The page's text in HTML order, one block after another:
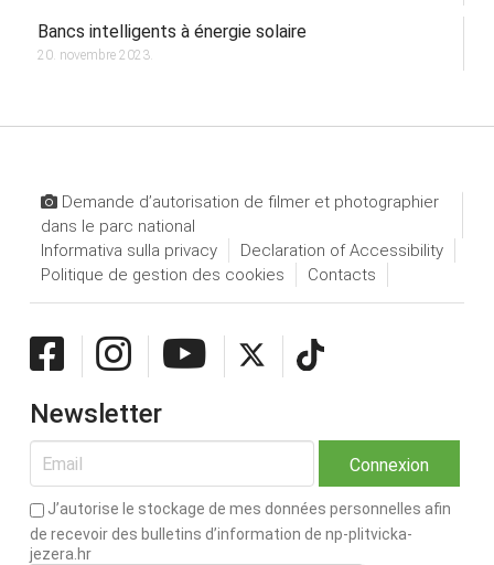
Bancs intelligents à énergie solaire
20. novembre 2023.
Demande d’autorisation de filmer et photographier
dans le parc national
Informativa sulla privacy
Declaration of Accessibility
Politique de gestion des cookies
Contacts
Newsletter
J’autorise le stockage de mes données personnelles afin
de recevoir des bulletins d’information de np-plitvicka-
jezera.hr